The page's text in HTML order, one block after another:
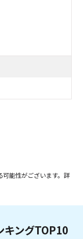
能性がございます。詳
キングTOP10